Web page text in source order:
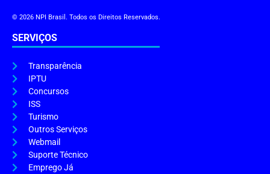
© 2026 NPI Brasil. Todos os Direitos Reservados.
SERVIÇOS
Transparência
IPTU
Concursos
ISS
Turismo
Outros Serviços
Webmail
Suporte Técnico
Emprego Já